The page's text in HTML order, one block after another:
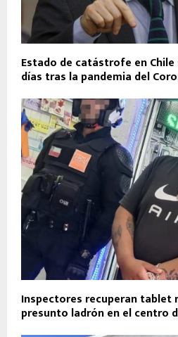
Estado de catástrofe en
días tras la pandemia del
Inspectores recuperan tablet
presunto ladrón en el centro